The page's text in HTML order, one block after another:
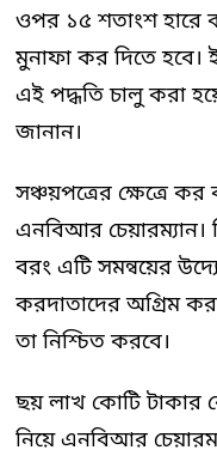
ওপর ১৫ শতাংশ হারে
মুনাফা কর দিতে হবে।
এই পদ্ধতি চালু করা
জানান।
সঞ্চয়পত্রের ক্ষেত্রে
এনবিআর চেয়ারম্যান।
বরং এটি সমন্বয়ের
করদাতাদের অগ্রিম
তা নিশ্চিত করবে।
ছয় লাখ কোটি টাকার
নিয়ে এনবিআর